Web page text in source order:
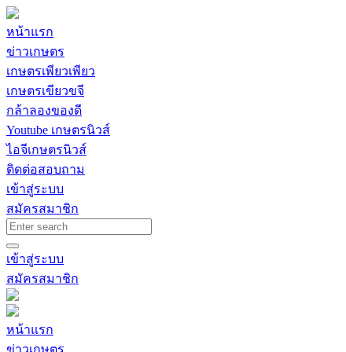
หน้าแรก
ข่าวเกษตร
เกษตรเพียวเพียว
เกษตรเขียวขจี
กล้าลองของดี
Youtube เกษตรนิวส์
ไอจีเกษตรนิวส์
ติดต่อสอบถาม
เข้าสู่ระบบ
สมัครสมาชิก
เข้าสู่ระบบ
สมัครสมาชิก
หน้าแรก
ข่าวเกษตร